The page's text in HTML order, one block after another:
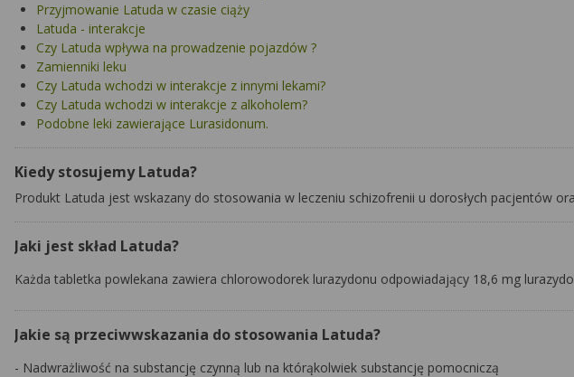
Przyjmowanie Latuda w czasie ciąży
Latuda - interakcje
Czy Latuda wpływa na prowadzenie pojazdów ?
Zamienniki leku
Czy Latuda wchodzi w interakcje z innymi lekami?
Czy Latuda wchodzi w interakcje z alkoholem?
Podobne leki zawierające Lurasidonum.
Kiedy stosujemy Latuda?
Produkt Latuda jest wskazany do stosowania w leczeniu schizofrenii u dorosłych pacjentów
Jaki jest skład Latuda?
Każda tabletka powlekana zawiera chlorowodorek lurazydonu odpowiadający 18,6 mg
Jakie są przeciwwskazania do stosowania Latuda?
- Nadwrażliwość na substancję czynną lub na którąkolwiek substancję pomocniczą